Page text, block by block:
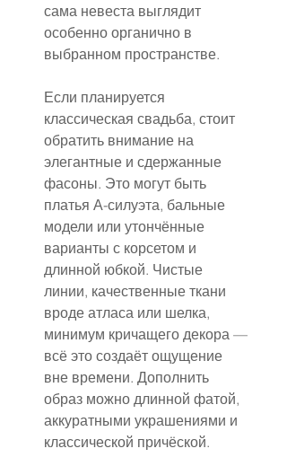
сама невеста выглядит
особенно органично в
выбранном пространстве.
Если планируется
классическая свадьба, стоит
обратить внимание на
элегантные и сдержанные
фасоны. Это могут быть
платья А-силуэта, бальные
модели или утончённые
варианты с корсетом и
длинной юбкой. Чистые
линии, качественные ткани
вроде атласа или шелка,
минимум кричащего декора —
всё это создаёт ощущение
вне времени. Дополнить
образ можно длинной фатой,
аккуратными украшениями и
классической причёской.